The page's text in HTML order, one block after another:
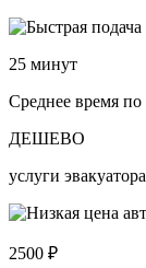
25 минут
Среднее время
ДЕШЕВО
услуги
2500 ₽